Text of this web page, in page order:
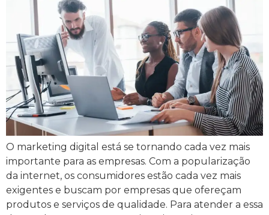
O marketing digital está se tornando cada vez mais
importante para as empresas. Com a popularização
da internet, os consumidores estão cada vez mais
exigentes e buscam por empresas que ofereçam
produtos e serviços de qualidade. Para atender a essa